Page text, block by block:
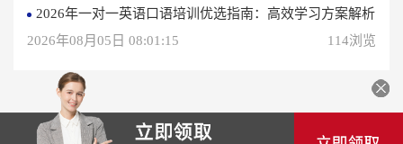
2026年一对一英语口语培训优选指南：高效学习方案解析
2026年08月05日 08:01:15
114浏览